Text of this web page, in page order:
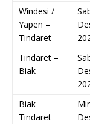
Windesi /
Yapen –
Tindaret
Tindaret –
Biak
Biak –
Tindaret